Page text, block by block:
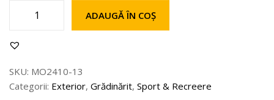
ADAUGĂ ÎN COȘ
SKU: MO2410-13
Categorii: Exterior, Grădinărit, Sport & Recreere